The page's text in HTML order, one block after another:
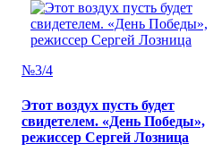
№3/4
Этот воздух пусть будет
свидетелем. «День Победы»,
режиссер Сергей Лозница